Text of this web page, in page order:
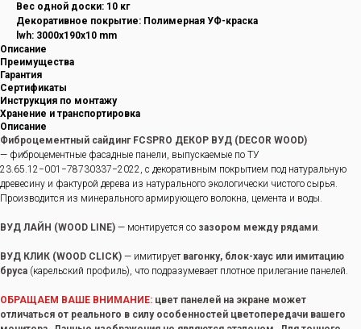
Вес одной доски: 10 кг
Декоративное покрытие: Полимерная УФ-краска
lwh: 3000x190x10 mm
Описание
Преимущества
Гарантия
Сертификаты
Инструкция по монтажу
Хранение и транспортировка
Описание
Фиброцементный сайдинг FCSPRO ДЕКОР ВУД (DECOR WOOD)
— фиброцементные фасадные панели, выпускаемые по ТУ
23.65.12−001−78730337−2022, с декоративным покрытием под натуральную
древесину и фактурой дерева из натурального экологически чистого сырья.
Производится из минерального армирующего волокна, цемента и воды.
ВУД ЛАЙН (WOOD LINE) — монтируется со зазором между рядами.
ВУД КЛИК (WOOD CLICK) — имитирует вагонку, блок-хаус или имитацию
бруса (карельский профиль), что подразумевает плотное прилегание панелей.
ОБРАЩАЕМ ВАШЕ ВНИМАНИЕ: цвет панелей на экране может
отличаться от реального в силу особенностей цветопередачи вашего